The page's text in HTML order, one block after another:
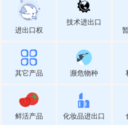
进出口权
技术进出口
其它产品 濒危物种
鲜活产品 化妆品进出口